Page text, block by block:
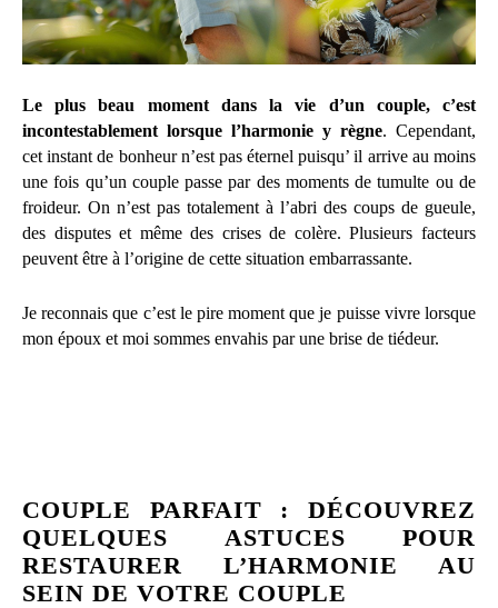
Le plus beau moment dans la vie d’un couple, c’est
incontestablement lorsque l’harmonie y règne. Cependant,
cet instant de bonheur n’est pas éternel puisqu’ il arrive au moins
une fois qu’un couple passe par des moments de tumulte ou de
froideur. On n’est pas totalement à l’abri des coups de gueule,
des disputes et même des crises de colère. Plusieurs facteurs
peuvent être à l’origine de cette situation embarrassante.
Je reconnais que c’est le pire moment que je puisse vivre lorsque
mon époux et moi sommes envahis par une brise de tiédeur.
COUPLE PARFAIT : DÉCOUVREZ
QUELQUES ASTUCES POUR
RESTAURER L’HARMONIE AU
SEIN DE VOTRE COUPLE